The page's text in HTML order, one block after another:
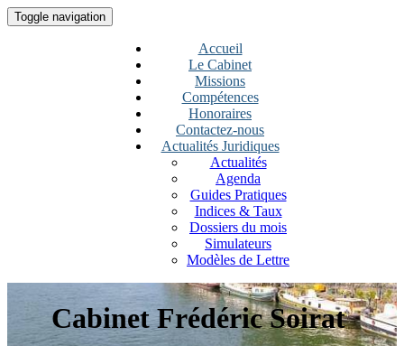
Toggle navigation
Accueil
Le Cabinet
Missions
Compétences
Honoraires
Contactez-nous
Actualités Juridiques
Actualités
Agenda
Guides Pratiques
Indices & Taux
Dossiers du mois
Simulateurs
Modèles de Lettre
Cabinet Frédéric Soirat